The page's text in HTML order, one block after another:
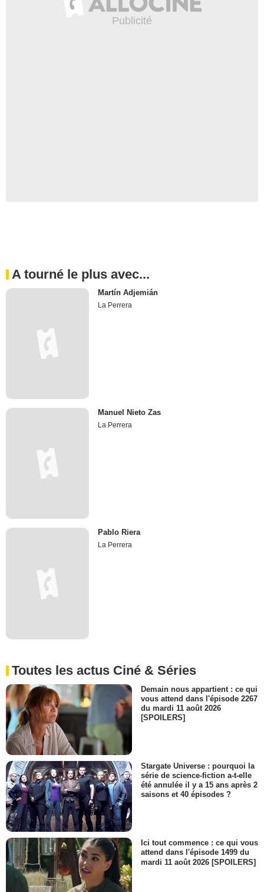
A tourné le plus avec...
Martín Adjemián
La Perrera
Manuel Nieto Zas
La Perrera
Pablo Riera
La Perrera
Toutes les actus Ciné & Séries
Demain nous appartient : ce qui
vous attend dans l'épisode 2267
du mardi 11 août 2026
[SPOILERS]
Stargate Universe : pourquoi la
série de science-fiction a-t-elle
été annulée il y a 15 ans après 2
saisons et 40 épisodes ?
Ici tout commence : ce qui vous
attend dans l'épisode 1499 du
mardi 11 août 2026 [SPOILERS]